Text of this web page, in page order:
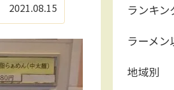
...2021.08.15
ランキン
ラーメン
地域別